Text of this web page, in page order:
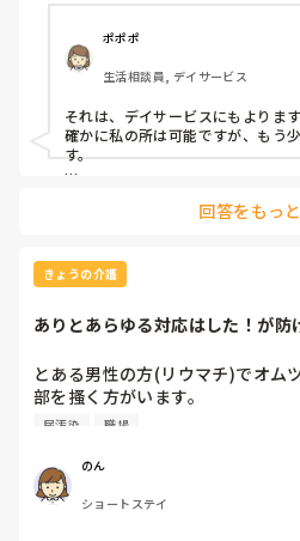
ポポポ
生活相談員, デイサービス
それは、デイサービスにもよります
確かに私の所は可能ですが、もう
す。
なれば、次の人を待たせているの
送迎も決まりがあって、○○時～
で！！と決まってます。下手する
のケアマネにも報告、家族にも報
すが。
パッと見て、パッと確認できる、程
になりますよね。
一緒に家を探すは、流石に無理で
ルーするか、持ってきてもらう。
回答をもっ
きょうの介護
ありとあらゆる対応はした！が防
とある男性の方(リウマチ)でオム
部を搔く方がいます。
特に夜間帯が多くよく尿汚染し布
ミトンはできません。
両手の甲に皮下出血があり皮膚が
色々試しました。
尿汚染 職場
のん
ショートステイ